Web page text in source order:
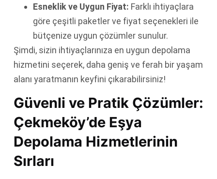
Esneklik ve Uygun Fiyat: Farklı ihtiyaçlara
göre çeşitli paketler ve fiyat seçenekleri ile
bütçenize uygun çözümler sunulur.
Şimdi, sizin ihtiyaçlarınıza en uygun depolama
hizmetini seçerek, daha geniş ve ferah bir yaşam
alanı yaratmanın keyfini çıkarabilirsiniz!
Güvenli ve Pratik Çözümler:
Çekmeköy’de Eşya
Depolama Hizmetlerinin
Sırları